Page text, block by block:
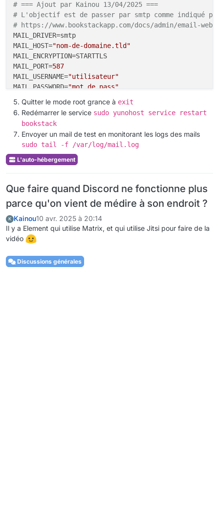
# === Ajout par Kainou 13/04/2025 ===
# L'objectif est de passer par smtp comme indiqué
# https://www.bookstackapp.com/docs/admin/email-
MAIL_DRIVER
MAIL_HOST="nom-de-domaine.tld"
MAIL_ENCRYPTION
MAIL_PORT=587
MAIL_USERNAME="utilisateur"
MAIL_PASSWORD="mot de pass"
MAIL_FROM
# === Fin des modifications par Kainou 13/04/2025
Quitter le mode root grance à exit
Redémarrer le service sudo yunohost service restart
bookstack
Envoyer un mail de test en monitorant les logs des mails
sudo tail -f /var/log/mail.log
L'auto-hébergement
Que faire quand Discord ne fonctionne plus
parce qu'on vient de médire à son endroit ?
K Kainou10 avr. 2025 à 20:14
Il y a Element qui utilise Matrix, et qui utilise Jitsi pour faire de la
vidéo
Discussions générales